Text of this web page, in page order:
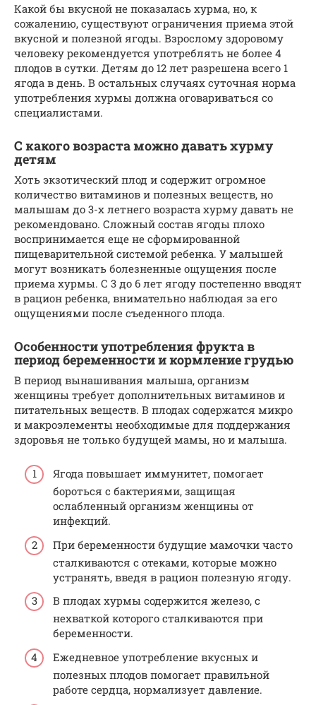
Какой бы вкусной не показалась хурма, но, к
сожалению, существуют ограничения приема этой
вкусной и полезной ягоды. Взрослому здоровому
человеку рекомендуется употреблять не более 4
плодов в сутки. Детям до 12 лет разрешена всего 1
ягода в день. В остальных случаях суточная норма
употребления хурмы должна оговариваться со
специалистами.
С какого возраста можно давать хурму
детям
Хоть экзотический плод и содержит огромное
количество витаминов и полезных веществ, но
малышам до 3-х летнего возраста хурму давать не
рекомендовано. Сложный состав ягоды плохо
воспринимается еще не сформированной
пищеварительной системой ребенка. У малышей
могут возникать болезненные ощущения после
приема хурмы. С 3 до 6 лет ягоду постепенно вводят
в рацион ребенка, внимательно наблюдая за его
ощущениями после съеденного плода.
Особенности употребления фрукта в
период беременности и кормление грудью
В период вынашивания малыша, организм
женщины требует дополнительных витаминов и
питательных веществ. В плодах содержатся микро
и макроэлементы необходимые для поддержания
здоровья не только будущей мамы, но и малыша.
Ягода повышает иммунитет, помогает
бороться с бактериями, защищая
ослабленный организм женщины от
инфекций.
При беременности будущие мамочки часто
сталкиваются с отеками, которые можно
устранять, введя в рацион полезную ягоду.
В плодах хурмы содержится железо, с
нехваткой которого сталкиваются при
беременности.
Ежедневное употребление вкусных и
полезных плодов помогает правильной
работе сердца, нормализует давление.